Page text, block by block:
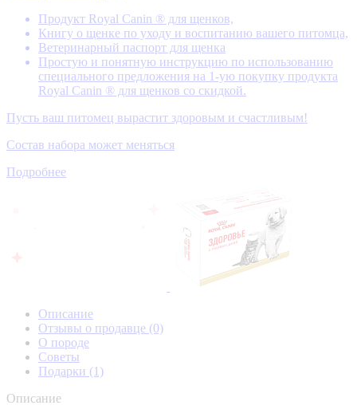
Продукт Royal Canin ® для щенков,
Книгу о щенке по уходу и воспитанию вашего питомца,
Ветеринарный паспорт для щенка
Простую и понятную инструкцию по использованию
специального предложения на 1-ую покупку продукта
Royal Canin ® для щенков со скидкой.
Пусть ваш питомец вырастит здоровым и счастливым!
Состав набора может меняться
Подробнее
Описание
Отзывы о продавце (0)
О породе
Советы
Подарки (1)
Описание